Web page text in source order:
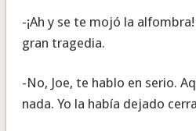
-¡Ah y se te mojó la
gran tragedia.
-No, Joe, te hablo en serio.
nada. Yo la había dejado